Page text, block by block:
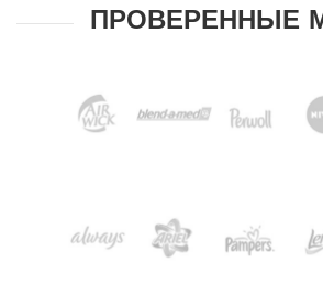
ПРОВЕРЕННЫЕ